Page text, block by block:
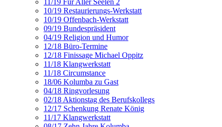
11/19 Für Aller Seelen 2
10/19 Restaurierungs-Werkstatt
10/19 Offenbach-Werkstatt
09/19 Bundespräsident
04/19 Religion und Humor
12/18 Büro-Termine
12/18 Finissage Michael Oppitz
11/18 Klangwerkstatt
11/18 Circumstance
18/06 Kolumba zu Gast
04/18 Ringvorlesung
02/18 Aktionstag des Berufskollegs
12/17 Schenkung Renate König
11/17 Klangwerkstatt